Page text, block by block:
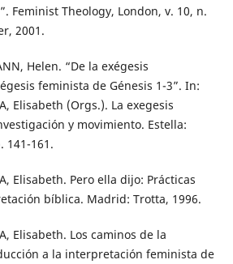
Feminist Theology, London, v. 10, n.
2001.
Helen. “De la exégesis
feminista de Génesis 1-3”. In:
Elisabeth (Orgs.). La exegesis
y movimiento. Estella:
141-161.
Elisabeth. Pero ella dijo: Prácticas
bíblica. Madrid: Trotta, 1996.
Elisabeth. Los caminos de la
a la interpretación feminista de